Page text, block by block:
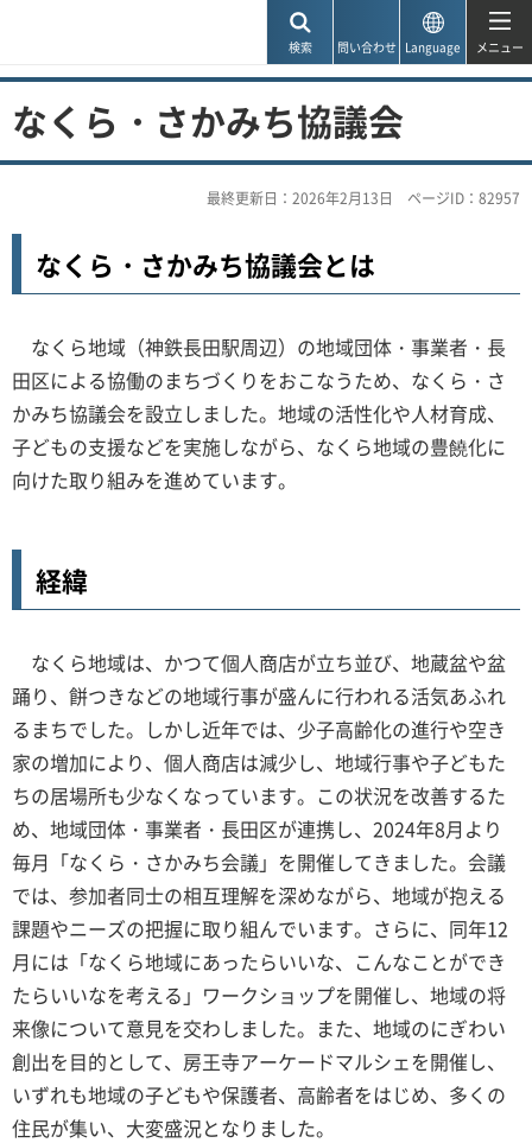
検索 問い合わせ Language メニュー
なくら・さかみち協議会
最終更新日：2026年2月13日 ページID：82957
なくら・さかみち協議会とは
なくら地域（神鉄長田駅周辺）の地域団体・事業者・長
田区による協働のまちづくりをおこなうため、なくら・さ
かみち協議会を設立しました。地域の活性化や人材育成、
子どもの支援などを実施しながら、なくら地域の豊饒化に
向けた取り組みを進めています。
経緯
なくら地域は、かつて個人商店が立ち並び、地蔵盆や盆
踊り、餅つきなどの地域行事が盛んに行われる活気あふれ
るまちでした。しかし近年では、少子高齢化の進行や空き
家の増加により、個人商店は減少し、地域行事や子どもた
ちの居場所も少なくなっています。この状況を改善するた
め、地域団体・事業者・長田区が連携し、2024年8月より
毎月「なくら・さかみち会議」を開催してきました。会議
では、参加者同士の相互理解を深めながら、地域が抱える
課題やニーズの把握に取り組んでいます。さらに、同年12
月には「なくら地域にあったらいいな、こんなことができ
たらいいなを考える」ワークショップを開催し、地域の将
来像について意見を交わしました。また、地域のにぎわい
創出を目的として、房王寺アーケードマルシェを開催し、
いずれも地域の子どもや保護者、高齢者をはじめ、多くの
住民が集い、大変盛況となりました。